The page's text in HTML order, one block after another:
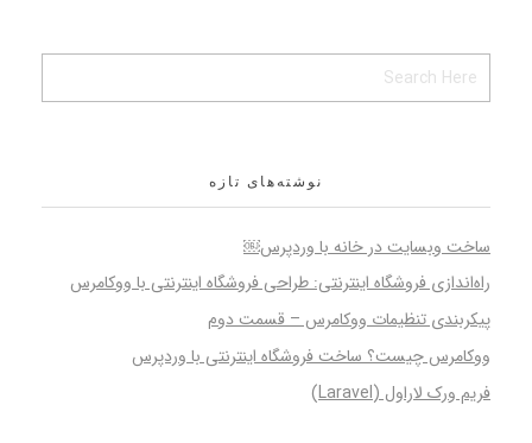
نوشته‌های تازه
ساخت وبسایت در خانه با وردپرس￼
راه‌اندازی فروشگاه اینترنتی: طراحی فروشگاه اینترنتی با ووکامرس
پیکربندی تنظیمات ووکامرس – قسمت دوم
ووکامرس چیست؟ ساخت فروشگاه اینترنتی با وردپرس
فریم ورک لاراول (Laravel)